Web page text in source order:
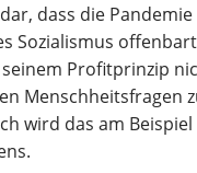
dass die
Sozialismus
Profitprinzip
Menschheitsfragen
wird das am Beispiel